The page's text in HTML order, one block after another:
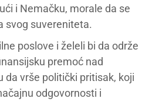
i Nemačku, morale da se
svog suvereniteta.
poslove i želeli bi da održe
premoć nad
da vrše politički pritisak, koji
odgovornosti i